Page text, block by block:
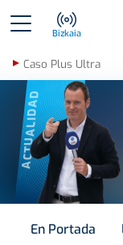
Bizkaia
Caso Plus Ultra
ACTUALIDAD
En Portada